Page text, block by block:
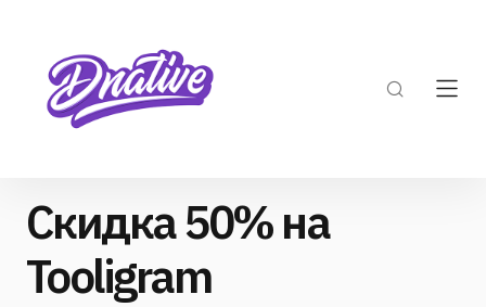
Скидка 50% на
Tooligram